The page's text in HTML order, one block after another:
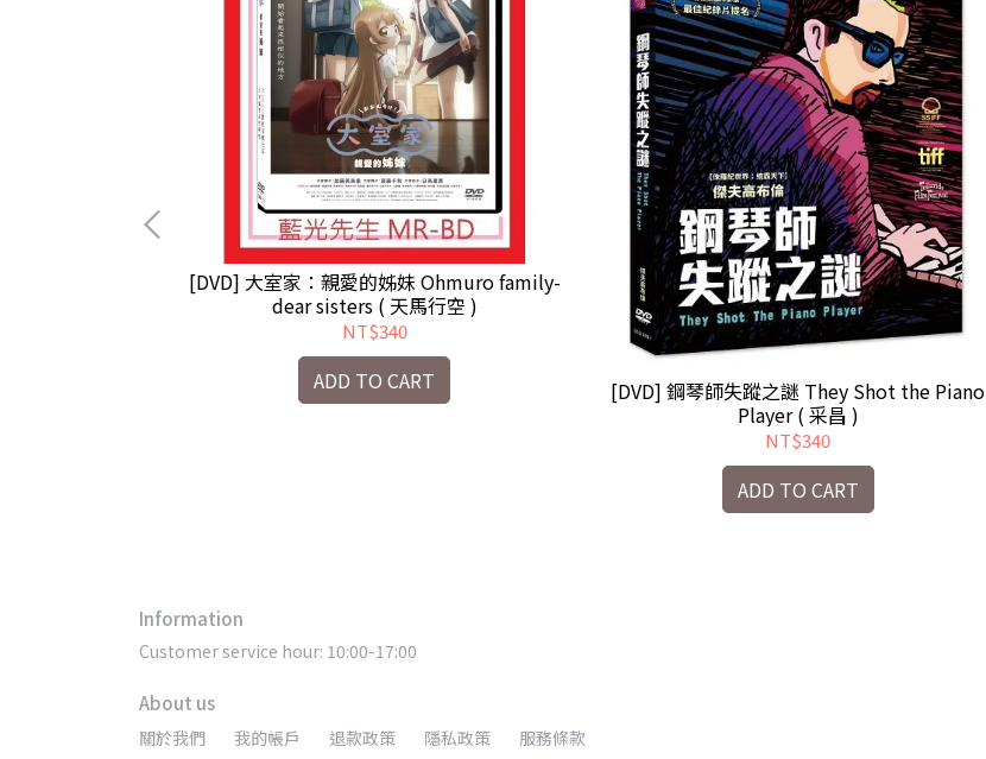
[DVD] 大室家：親愛的姊妹 Ohmuro family-
dear sisters ( 天馬行空 )
NT$340
ADD TO CART
[DVD] 鋼琴師失蹤之謎 They Shot the Piano
Player ( 采昌 )
NT$340
ADD TO CART
Information
Customer service hour: 10:00-17:00
About us
關於我們 我的帳戶 退款政策 隱私政策 服務條款